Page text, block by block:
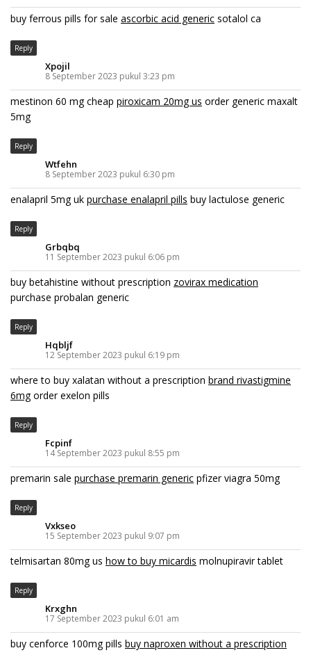
buy ferrous pills for sale ascorbic acid generic sotalol ca
Reply
Xpojil
8 September 2023 pukul 3:23 pm
mestinon 60 mg cheap piroxicam 20mg us order generic maxalt
5mg
Reply
Wtfehn
8 September 2023 pukul 6:30 pm
enalapril 5mg uk purchase enalapril pills buy lactulose generic
Reply
Grbqbq
11 September 2023 pukul 6:06 pm
buy betahistine without prescription zovirax medication
purchase probalan generic
Reply
Hqbljf
12 September 2023 pukul 6:19 pm
where to buy xalatan without a prescription brand rivastigmine
6mgorder exelon pills
Reply
Fcpinf
14 September 2023 pukul 8:55 pm
premarin sale purchase premarin generic pfizer viagra 50mg
Reply
Vxkseo
15 September 2023 pukul 9:07 pm
telmisartan 80mg us how to buy micardis molnupiravir tablet
Reply
Krxghn
17 September 2023 pukul 6:01 am
buy cenforce 100mg pills buy naproxen without a prescription